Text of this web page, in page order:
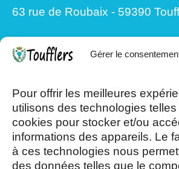
Gérer le
Pour offrir les meilleures
utilisons des technologies
cookies pour stocker et/ou
informations des appareils. Le
à ces technologies nous
des données telles que le
63 rue de Roubaix - 59390
13h30/17h15
Mercredi et Samedi : 8h- 12h